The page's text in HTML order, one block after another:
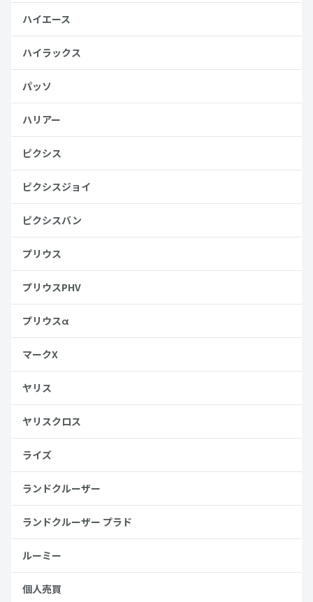
ハイエース
ハイラックス
パッソ
ハリアー
ピクシス
ピクシスジョイ
ピクシスバン
プリウス
プリウスPHV
プリウスα
マークX
ヤリス
ヤリスクロス
ライズ
ランドクルーザー
ランドクルーザー プラド
ルーミー
個人売買